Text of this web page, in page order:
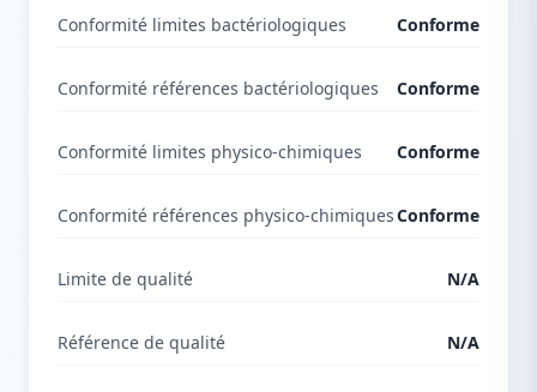
Conformité limites bactériologiques Conforme
Conformité références bactériologiques Conforme
Conformité limites physico-chimiques Conforme
Conformité références physico-chimiquesConforme
Limite de qualité N/A
Référence de qualité N/A